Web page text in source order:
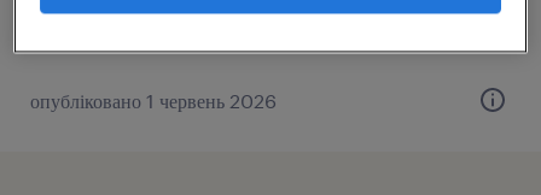
PLN5,800 - PLN5,950 на місяць
опубліковано 1 червень 2026